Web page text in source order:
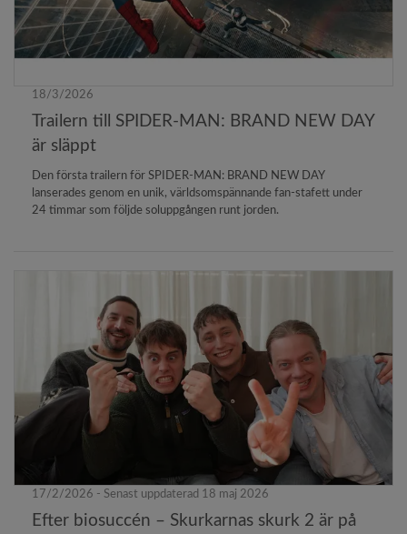
18/3/2026
Trailern till SPIDER-MAN: BRAND NEW DAY
är släppt
Den första trailern för SPIDER-MAN: BRAND NEW DAY
lanserades genom en unik, världsomspännande fan-stafett under
24 timmar som följde soluppgången runt jorden.
17/2/2026 - Senast uppdaterad 18 maj 2026
Efter biosuccén – Skurkarnas skurk 2 är på